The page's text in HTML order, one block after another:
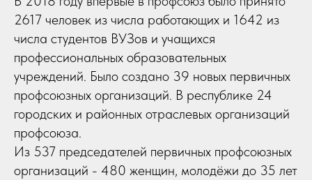
2617 человек из числа работающих и 1642 из
числа студентов ВУЗов и учащихся
профессиональных образовательных
учреждений. Было создано 39 новых первичных
профсоюзных организаций. В республике 24
городских и районных отраслевых организаций
профсоюза.
Из 537 председателей первичных профсоюзных
организаций - 480 женщин, молодёжи до 35 лет